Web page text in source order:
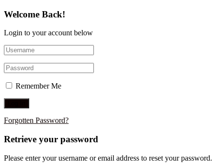
Welcome Back!
Login to your account below
Remember Me
Forgotten Password?
Retrieve your password
Please enter your username or email address to reset your password.